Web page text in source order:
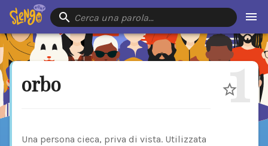
Cerca una parola…
orbo 1
Una persona cieca, priva di vista. Utilizzata